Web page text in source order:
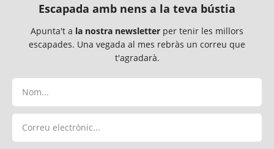
Escapada amb nens a la teva bústia
Apunta't a la nostra newsletter per tenir les millors
escapades. Una vegada al mes rebràs un correu que
t'agradarà.